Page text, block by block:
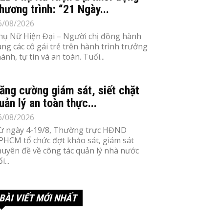
trình: “21 Ngày...
08/2026
Nữ Hiện Đại – Người chị đồng hành
các cô gái trẻ trên hành trình trưởng
tự tin và an toàn. Tuổi...
cường giám sát, siết chặt
lý an toàn thực...
08/2026
ngày 4-19/8, Thường trực HĐND
tổ chức đợt khảo sát, giám sát
đề về công tác quản lý nhà nước
BÀI VIẾT MỚI NHẤT